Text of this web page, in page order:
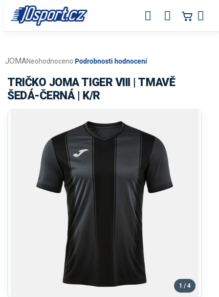
obsah
Průměrné
produktu
je
0,0
Neohodnoceno Podrobnosti hodnocení
JOMA
TRIČKO JOMA TIGER VIII | TMAVĚ
ŠEDÁ-ČERNÁ | K/R
1 / 4